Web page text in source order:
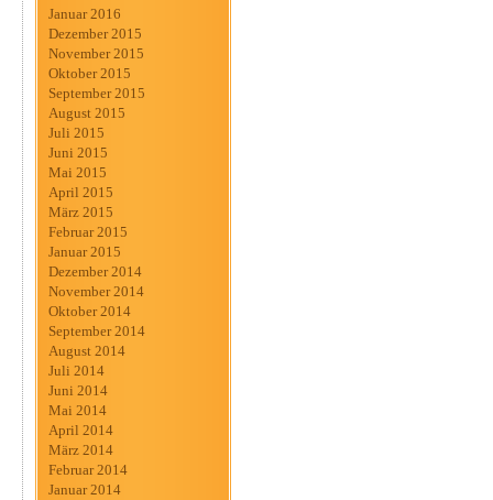
Januar 2016
Dezember 2015
November 2015
Oktober 2015
September 2015
August 2015
Juli 2015
Juni 2015
Mai 2015
April 2015
März 2015
Februar 2015
Januar 2015
Dezember 2014
November 2014
Oktober 2014
September 2014
August 2014
Juli 2014
Juni 2014
Mai 2014
April 2014
März 2014
Februar 2014
Januar 2014